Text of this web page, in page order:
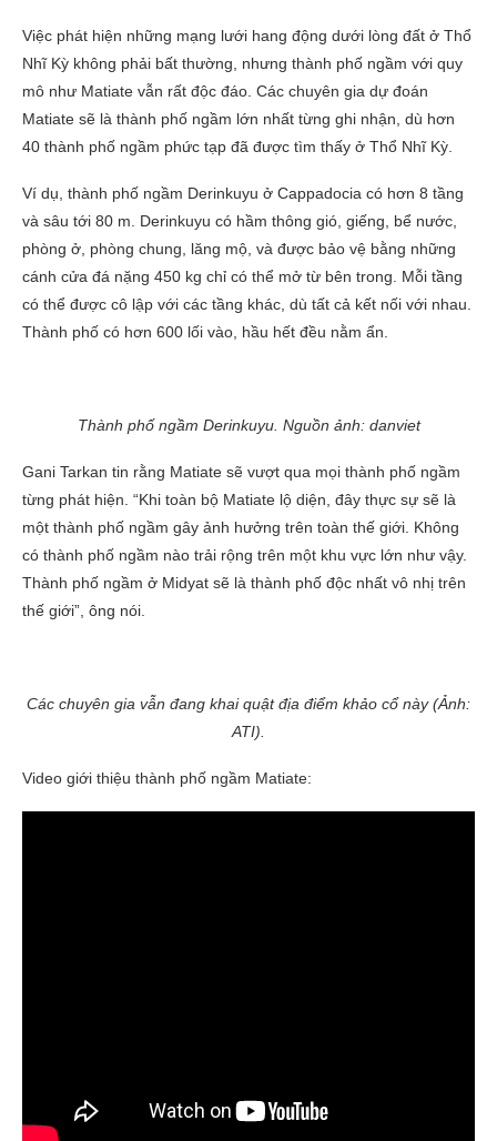
Việc phát hiện những mạng lưới hang động dưới lòng đất ở Thổ
Nhĩ Kỳ không phải bất thường, nhưng thành phố ngầm với quy
mô như Matiate vẫn rất độc đáo. Các chuyên gia dự đoán
Matiate sẽ là thành phố ngầm lớn nhất từng ghi nhận, dù hơn
40 thành phố ngầm phức tạp đã được tìm thấy ở Thổ Nhĩ Kỳ.
Ví dụ, thành phố ngầm Derinkuyu ở Cappadocia có hơn 8 tầng
và sâu tới 80 m. Derinkuyu có hầm thông gió, giếng, bể nước,
phòng ở, phòng chung, lăng mộ, và được bảo vệ bằng những
cánh cửa đá nặng 450 kg chỉ có thể mở từ bên trong. Mỗi tầng
có thể được cô lập với các tầng khác, dù tất cả kết nối với nhau.
Thành phố có hơn 600 lối vào, hầu hết đều nằm ẩn.
Thành phố ngầm Derinkuyu. Nguồn ảnh: danviet
Gani Tarkan tin rằng Matiate sẽ vượt qua mọi thành phố ngầm
từng phát hiện. “Khi toàn bộ Matiate lộ diện, đây thực sự sẽ là
một thành phố ngầm gây ảnh hưởng trên toàn thế giới. Không
có thành phố ngầm nào trải rộng trên một khu vực lớn như vậy.
Thành phố ngầm ở Midyat sẽ là thành phố độc nhất vô nhị trên
thế giới”, ông nói.
Các chuyên gia vẫn đang khai quật địa điểm khảo cổ này (Ảnh:
ATI).
Video giới thiệu thành phố ngầm Matiate: